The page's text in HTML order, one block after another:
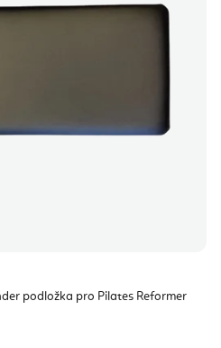
podložka pro Pilates Reformer